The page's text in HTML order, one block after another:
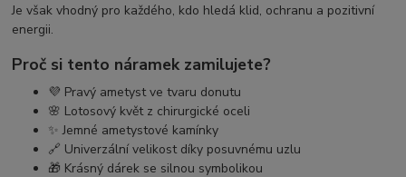
Je však vhodný pro každého, kdo hledá klid, ochranu a pozitivní
energii.
Proč si tento náramek zamilujete?
💜 Pravý ametyst ve tvaru donutu
🌸 Lotosový květ z chirurgické oceli
✨ Jemné ametystové kamínky
🔗 Univerzální velikost díky posuvnému uzlu
🎁 Krásný dárek se silnou symbolikou